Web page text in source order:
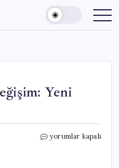
Yeni
Emekli
yorumlar kapalı